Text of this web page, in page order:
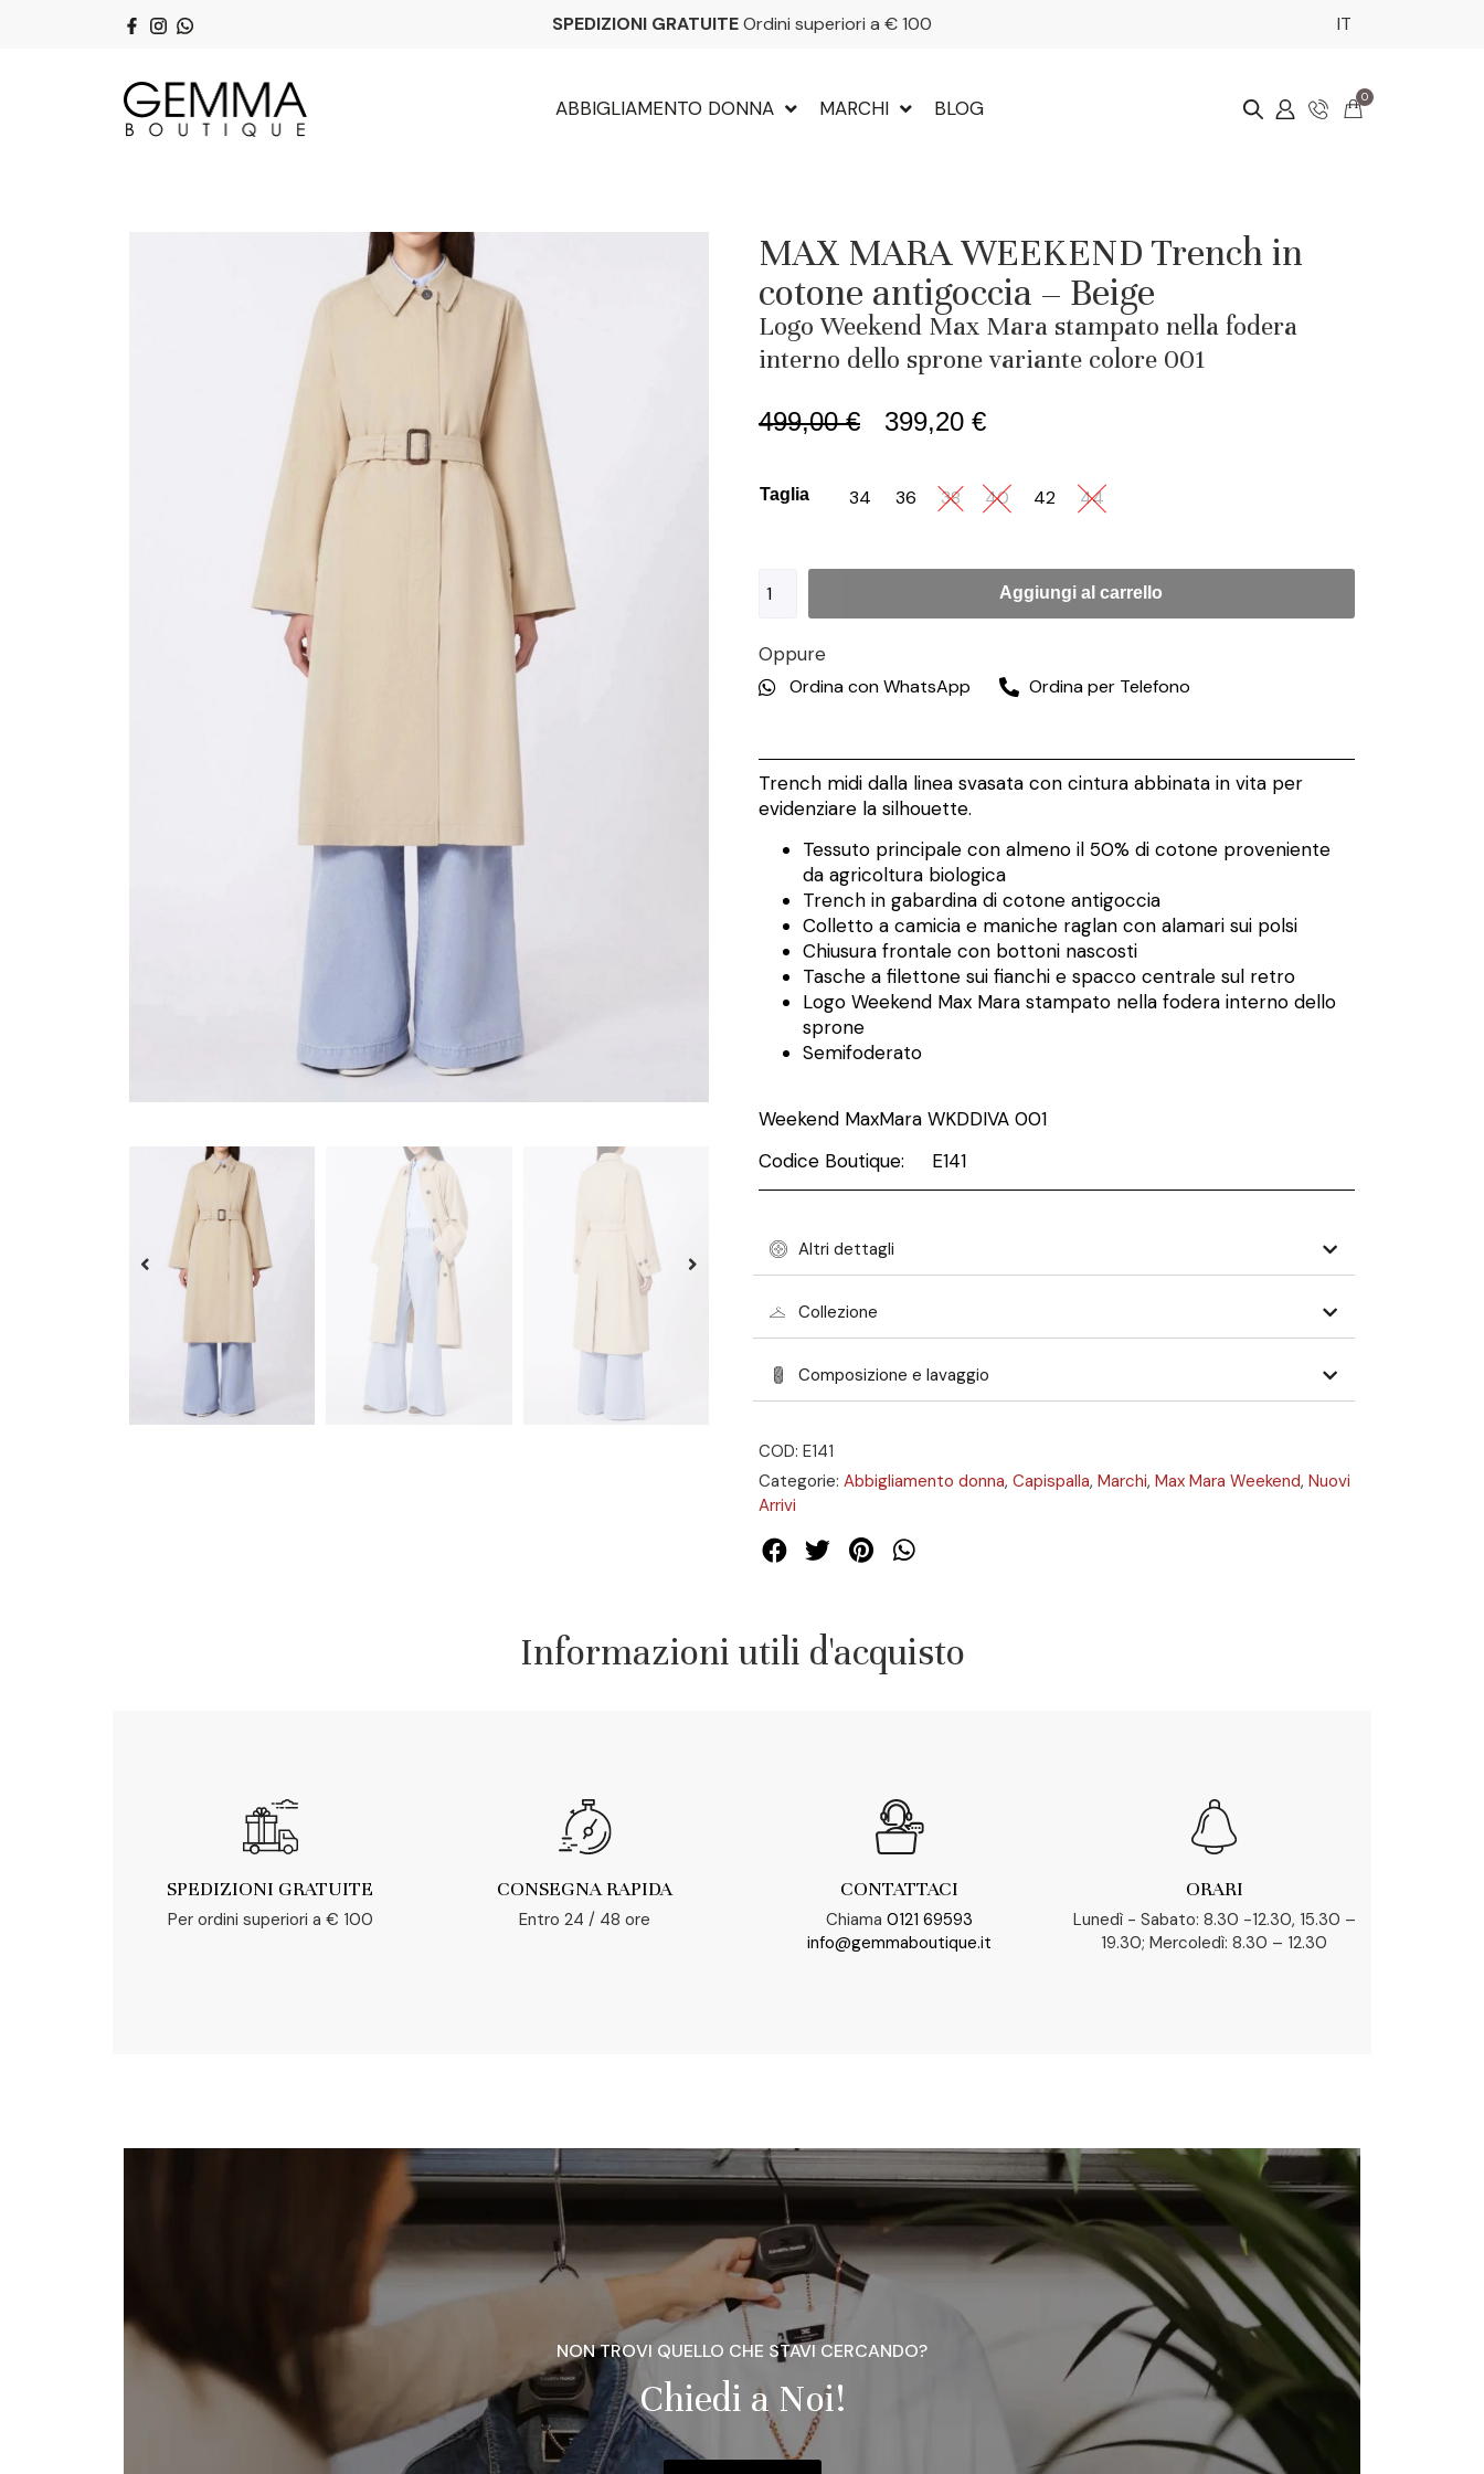
SPEDIZIONI GRATUITEOrdini superiori a € 100 IT
ABBIGLIAMENTO DONNA MARCHI BLOG 0
MAX MARA WEEKEND Trench in
cotone antigoccia – Beige
Logo Weekend Max Mara stampato nella fodera
interno dello sprone variante colore 001
499,00€ 399,20 €
Taglia 34 36 38 40 42 44
Aggiungi al carrello
Oppure
Ordina con WhatsApp Ordina per Telefono
Trench midi dalla linea svasata con cintura abbinata in vita per
evidenziare la silhouette.
Tessuto principale con almeno il 50% di cotone proveniente
da agricoltura biologica
Trench in gabardina di cotone antigoccia
Colletto a camicia e maniche raglan con alamari sui polsi
Chiusura frontale con bottoni nascosti
Tasche a filettone sui fianchi e spacco centrale sul retro
Logo Weekend Max Mara stampato nella fodera interno dello
sprone
Semifoderato
Weekend MaxMara WKDDIVA 001
Codice Boutique: E141
Altri dettagli
Collezione
Composizione e lavaggio
COD: E141
Categorie: Abbigliamento donna, Capispalla, Marchi, Max Mara Weekend, Nuovi
Arrivi
Informazioni utili d'acquisto
SPEDIZIONI GRATUITE
Per ordini superiori a € 100
CONSEGNA RAPIDA
Entro 24 / 48 ore
CONTATTACI
Chiama 0121 69593
info@gemmaboutique.it
ORARI
Lunedì - Sabato: 8.30 -12.30, 15.30 –
19.30; Mercoledì: 8.30 – 12.30
NON TROVI QUELLO CHE STAVI CERCANDO?
Chiedi a Noi!